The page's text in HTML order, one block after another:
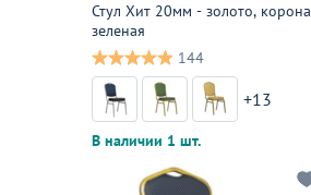
Стул Хит 20мм - золото, корона
зеленая
144
+13
В наличии 1 шт.